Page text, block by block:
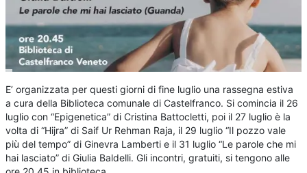
E’ organizzata per questi giorni di fine luglio una rassegna estiva
a cura della Biblioteca comunale di Castelfranco. Si comincia il 26
luglio con “Epigenetica” di Cristina Battocletti, poi il 27 luglio è la
volta di “Hijra” di Saif Ur Rehman Raja, il 29 luglio “Il pozzo vale
più del tempo” di Ginevra Lamberti e il 31 luglio “Le parole che mi
hai lasciato” di Giulia Baldelli. Gli incontri, gratuiti, si tengono alle